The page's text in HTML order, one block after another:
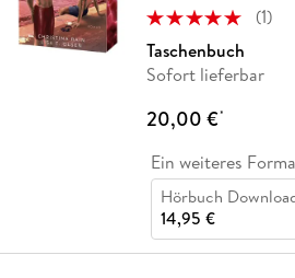
(1)
Taschenbuch
Sofort lieferbar
20,00 €*
Ein weiteres
Hörbuch
14,95 €